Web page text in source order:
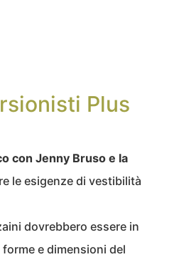
Plus
con Jenny Bruso e la
le esigenze di vestibilità
dovrebbero essere in
e dimensioni del